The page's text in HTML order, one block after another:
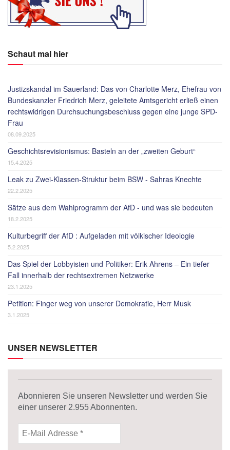
Schaut mal hier
Justizskandal im Sauerland: Das von Charlotte Merz, Ehefrau von
Bundeskanzler Friedrich Merz, geleitete Amtsgericht erließ einen
rechtswidrigen Durchsuchungsbeschluss gegen eine junge SPD-
Frau
08.09.2025
Geschichtsrevisionismus: Basteln an der „zweiten Geburt“
15.4.2025
Leak zu Zwei-Klassen-Struktur beim BSW - Sahras Knechte
22.2.2025
Sätze aus dem Wahlprogramm der AfD - und was sie bedeuten
18.2.2025
Kulturbegriff der AfD : Aufgeladen mit völkischer Ideologie
5.2.2025
Das Spiel der Lobbyisten und Politiker: Erik Ahrens – Ein tiefer
Fall innerhalb der rechtsextremen Netzwerke
23.1.2025
Petition: Finger weg von unserer Demokratie, Herr Musk
3.1.2025
UNSER NEWSLETTER
Abonnieren Sie unseren Newsletter und werden Sie
einer unserer 2.955Abonnenten.